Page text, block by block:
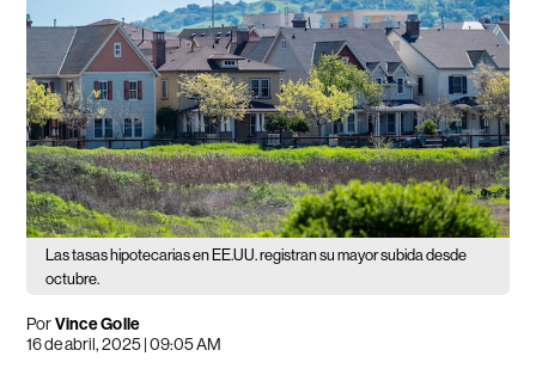
Las tasas hipotecarias en EE.UU. registran su mayor subida desde
octubre.
PorVince Golle
16 de abril, 2025 | 09:05 AM